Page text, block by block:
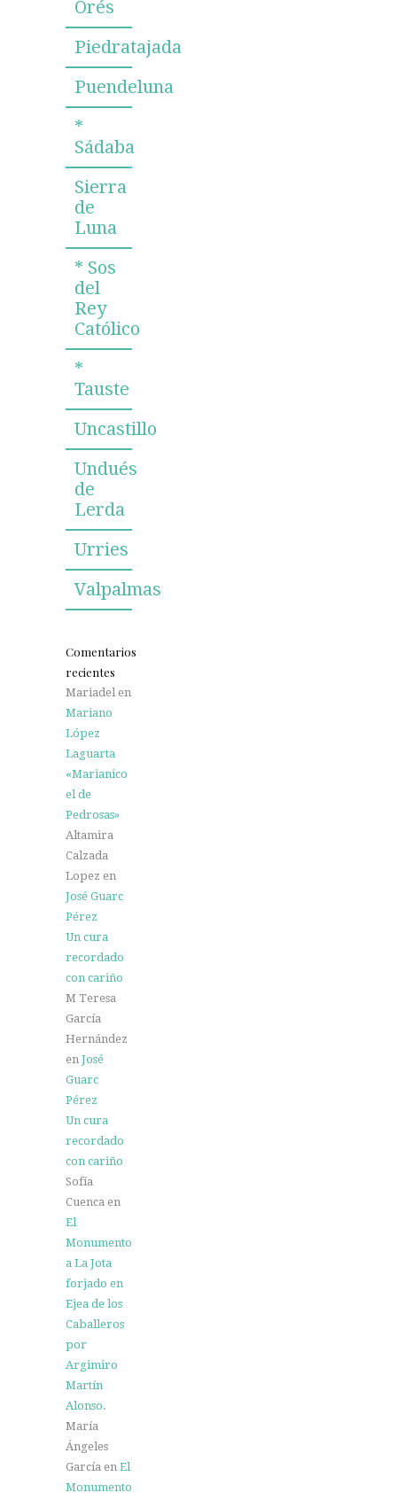
Orés
Piedratajada
Puendeluna
*
Sádaba
Sierra
de
Luna
* Sos
del
Rey
Católico
*
Tauste
Uncastillo
Undués
de
Lerda
Urries
Valpalmas
Comentarios
recientes
Mariadel en
Mariano
López
Laguarta
«Marianico
el de
Pedrosas»
Altamira
Calzada
Lopez en
José Guarc
Pérez
Un cura
recordado
con cariño
M Teresa
García
Hernández
en José
Guarc
Pérez
Un cura
recordado
con cariño
Sofía
Cuenca en
El
Monumento
a La Jota
forjado en
Ejea de los
Caballeros
por
Argimiro
Martín
Alonso.
María
Ángeles
García en El
Monumento